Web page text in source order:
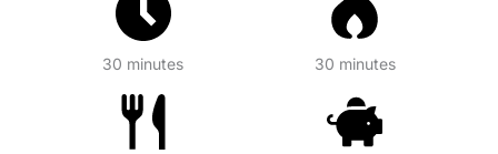
30 minutes 30 minutes